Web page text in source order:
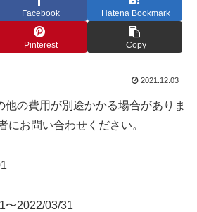
Facebook Hatena Bookmark
Pinterest Copy
2021.12.03
他の費用が別途かかる場合がありま
にお問い合わせください。
2022/03/31